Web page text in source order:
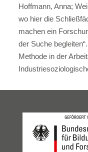
Hoffmann, Anna;
wo hier die
machen ein
der Suche
Methode in der